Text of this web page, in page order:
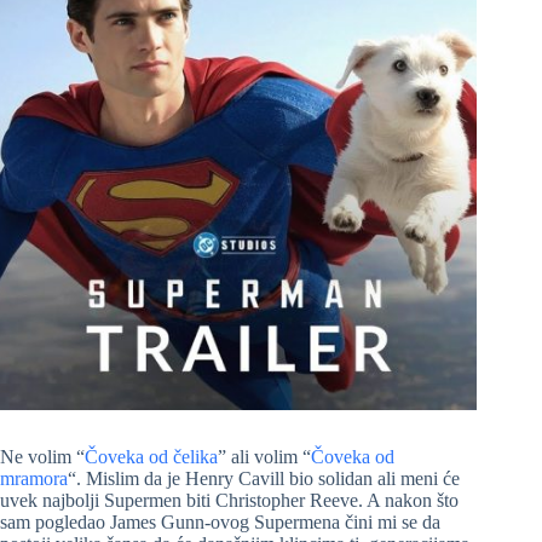
Ne volim “Čoveka od čelika” ali volim “Čoveka od
mramora“. Mislim da je Henry Cavill bio solidan ali meni će
uvek najbolji Supermen biti Christopher Reeve. A nakon što
sam pogledao James Gunn-ovog Supermena čini mi se da